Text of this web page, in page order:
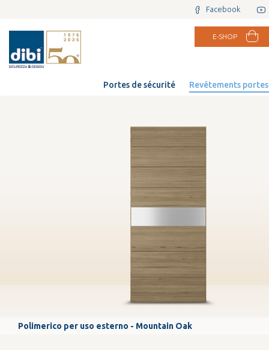
Facebook
E-SHOP
Portes de sécurité Revêtements
Polimerico per uso esterno - Mountain Oak